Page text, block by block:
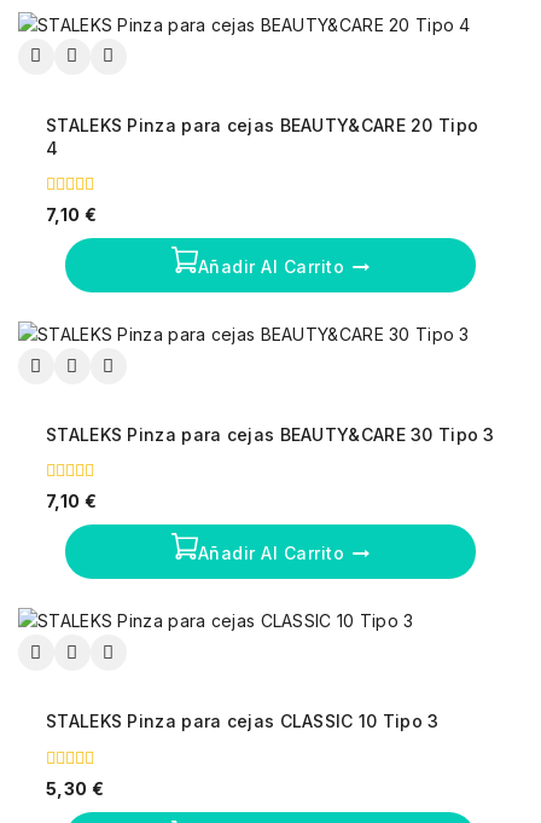
STALEKS Pinza para cejas BEAUTY&CARE 20 Tipo
4
0
fuera
7,10 €
Añadir Al Carrito
STALEKS Pinza para cejas BEAUTY&CARE 30 Tipo 3
0
fuera
7,10 €
Añadir Al Carrito
STALEKS Pinza para cejas CLASSIC 10 Tipo 3
0
fuera
5,30 €